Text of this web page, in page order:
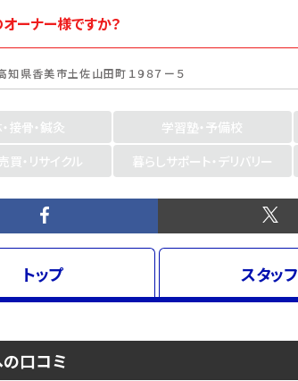
ーナー様ですか？
知県香美市土佐山田町１９８７ー５
接骨・鍼灸 学習塾・予備校
買・リサイクル
暮らしサポート・デリバリー
トップ スタッフ
口コミ